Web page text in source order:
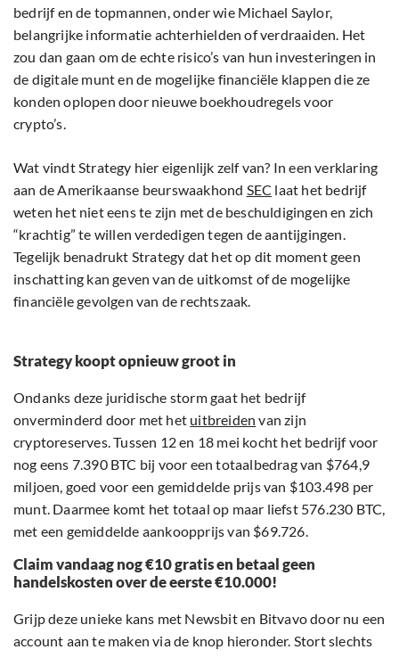
bedrijf en de topmannen, onder wie Michael Saylor,
belangrijke informatie achterhielden of verdraaiden. Het
zou dan gaan om de echte risico’s van hun investeringen in
de digitale munt en de mogelijke financiële klappen die ze
konden oplopen door nieuwe boekhoudregels voor
crypto’s.
Wat vindt Strategy hier eigenlijk zelf van? In een verklaring
aan de Amerikaanse beurswaakhond SEC laat het bedrijf
weten het niet eens te zijn met de beschuldigingen en zich
“krachtig” te willen verdedigen tegen de aantijgingen.
Tegelijk benadrukt Strategy dat het op dit moment geen
inschatting kan geven van de uitkomst of de mogelijke
financiële gevolgen van de rechtszaak.
Strategy koopt opnieuw groot in
Ondanks deze juridische storm gaat het bedrijf
onverminderd door met het uitbreiden van zijn
cryptoreserves. Tussen 12 en 18 mei kocht het bedrijf voor
nog eens 7.390 BTC bij voor een totaalbedrag van $764,9
miljoen, goed voor een gemiddelde prijs van $103.498 per
munt. Daarmee komt het totaal op maar liefst 576.230 BTC,
met een gemiddelde aankoopprijs van $69.726.
Claim vandaag nog €10 gratis en betaal geen
handelskosten over de eerste €10.000!
Grijp deze unieke kans met Newsbit en Bitvavo door nu een
account aan te maken via de knop hieronder. Stort slechts